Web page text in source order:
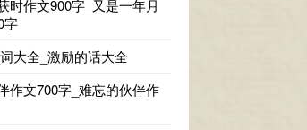
时作文900字_又是一年月
字
大全_激励的话大全
作文700字_难忘的伙伴作